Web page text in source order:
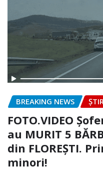
BREAKING NEWS
FOTO.VIDEO
au MURIT 5
din FLOREȘTI.
minori!